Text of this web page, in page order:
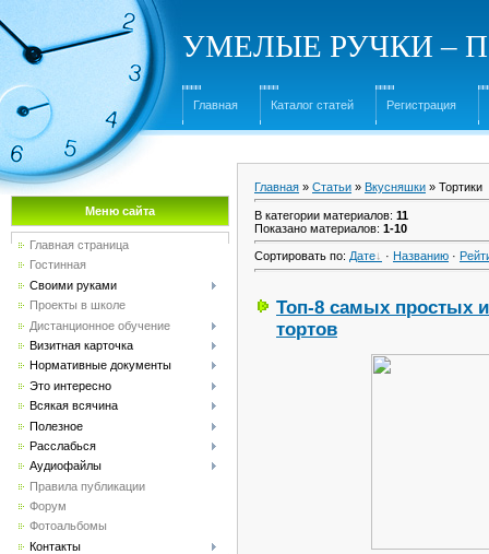
УМЕЛЫЕ РУЧКИ –
Главная Каталог статей Регистрация
Меню сайта
Главная страница
Гостинная
Своими руками
Проекты в школе
Дистанционное обучение
Визитная карточка
Нормативные документы
Это интересно
Всякая всячина
Полезное
Расслабься
Аудиофайлы
Правила публикации
Форум
Фотоальбомы
Контакты
Главная » Статьи » Вкусняшки » Тортики
В категории материалов: 11
Показано материалов: 1-10
Сортировать по: Дате · Названию ·
Топ-8 самых простых
тортов